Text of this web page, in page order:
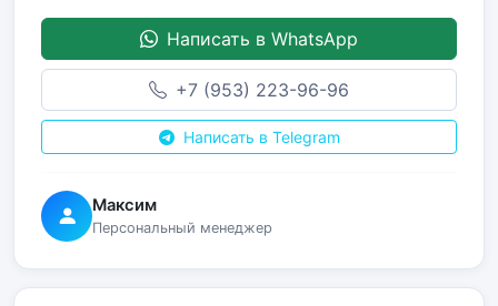
Написать в WhatsApp
+7 (953) 223-96-96
Написать в Telegram
Максим
Персональный менеджер